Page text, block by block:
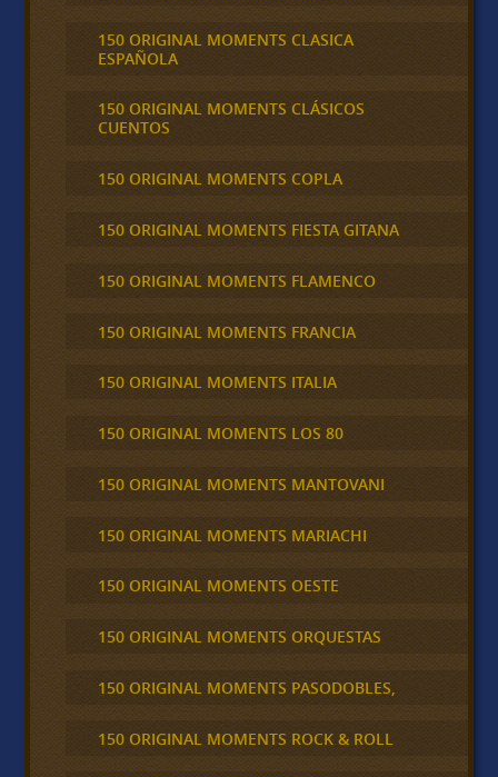
150 ORIGINAL MOMENTS CLASICA
ESPAÑOLA
150 ORIGINAL MOMENTS CLÁSICOS
CUENTOS
150 ORIGINAL MOMENTS COPLA
150 ORIGINAL MOMENTS FIESTA GITANA
150 ORIGINAL MOMENTS FLAMENCO
150 ORIGINAL MOMENTS FRANCIA
150 ORIGINAL MOMENTS ITALIA
150 ORIGINAL MOMENTS LOS 80
150 ORIGINAL MOMENTS MANTOVANI
150 ORIGINAL MOMENTS MARIACHI
150 ORIGINAL MOMENTS OESTE
150 ORIGINAL MOMENTS ORQUESTAS
150 ORIGINAL MOMENTS PASODOBLES,
150 ORIGINAL MOMENTS ROCK & ROLL